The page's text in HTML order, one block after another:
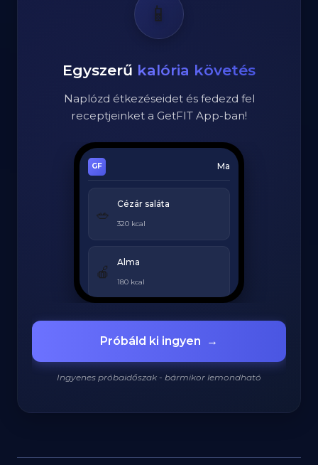
📱
Egyszerű kalória követés
Naplózd étkezéseidet és fedezd fel
receptjeinket a GetFIT App-ban!
Ma
🥗
Cézár saláta
320 kcal
🍎
Alma
180 kcal
Grillezett csirke
420 kcal
Próbáld ki ingyen →
Ingyenes próbaidőszak - bármikor lemondható